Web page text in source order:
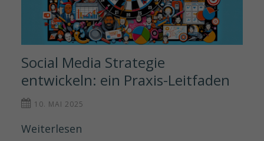
Social Media Strategie
entwickeln: ein Praxis-Leitfaden
10. MAI 2025
Weiterlesen